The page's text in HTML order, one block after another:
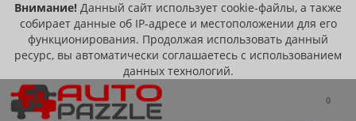
Внимание! Данный сайт использует cookie-файлы, а также
собирает данные об IP-адресе и местоположении для его
функционирования. Продолжая использовать данный
ресурс, вы автоматически соглашаетесь с использованием
данных технологий.
0